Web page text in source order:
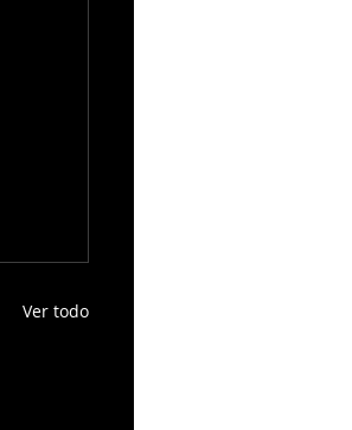
Ver todo